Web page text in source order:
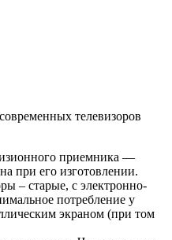
телевизоров
приемника —
при его изготовлении.
– старые, с электронно-
потребление у
экраном (при том